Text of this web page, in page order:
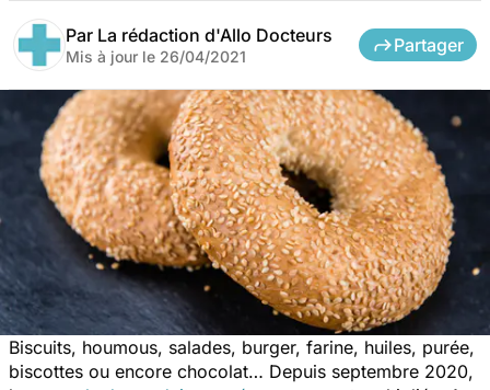
Par La rédaction d'Allo Docteurs
Mis à jour le 26/04/2021
Partager
Biscuits, houmous, salades, burger, farine, huiles, purée,
biscottes ou encore chocolat… Depuis septembre 2020,